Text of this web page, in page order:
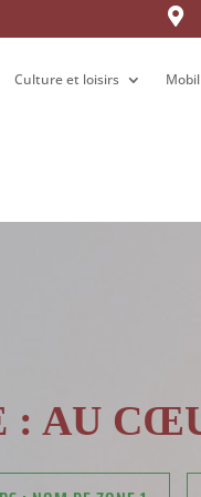

Culture et loisirs
Culture et loisirs
: AU